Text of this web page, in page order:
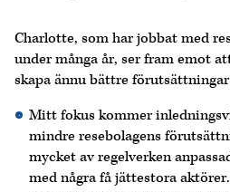
Charlotte, som har jobbat med
under många år, ser fram emot
skapa ännu bättre
Mitt fokus kommer
mindre resebolagens
mycket av regelverken
med några få jättestora